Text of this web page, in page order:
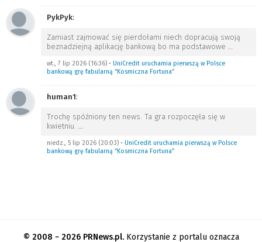
PykPyk:
Zamiast zajmować się pierdołami niech dopracują swoją
beznadziejną aplikację bankową bo ma podstawowe …
wt., 7 lip 2026 (16:36) • UniCredit uruchamia pierwszą w Polsce
bankową grę fabularną “Kosmiczna Fortuna”
human1:
Trochę spóźniony ten news. Ta gra rozpoczęła się w
kwietniu. …
niedz., 5 lip 2026 (20:03) • UniCredit uruchamia pierwszą w Polsce
bankową grę fabularną “Kosmiczna Fortuna”
© 2008 − 2026 PRNews.pl.Korzystanie z portalu oznacza